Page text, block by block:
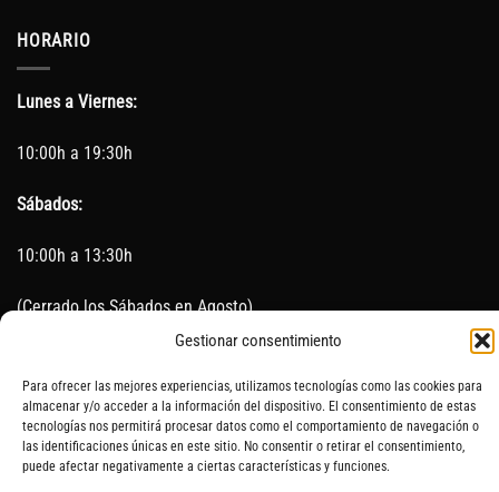
Gestionar consentimiento
Para ofrecer las mejores experiencias, utilizamos tecnologías como las cookies para
almacenar y/o acceder a la información del dispositivo. El consentimiento de estas
tecnologías nos permitirá procesar datos como el comportamiento de navegación o
las identificaciones únicas en este sitio. No consentir o retirar el consentimiento,
puede afectar negativamente a ciertas características y funciones.
HORARIO
Lunes a Viernes:
10:00h a 19:30h
Sábados:
10:00h a 13:30h
(Cerrado los Sábados en Agosto)
SOBRE NOSOTROS CONTACTO AVISO LEGAL BLOG